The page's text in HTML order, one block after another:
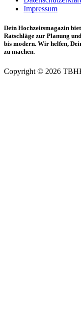
Impressum
Dein Hochzeitsmagazin
Ratschläge zur Planung
bis modern. Wir helfen,
zu machen.
Copyright © 2026